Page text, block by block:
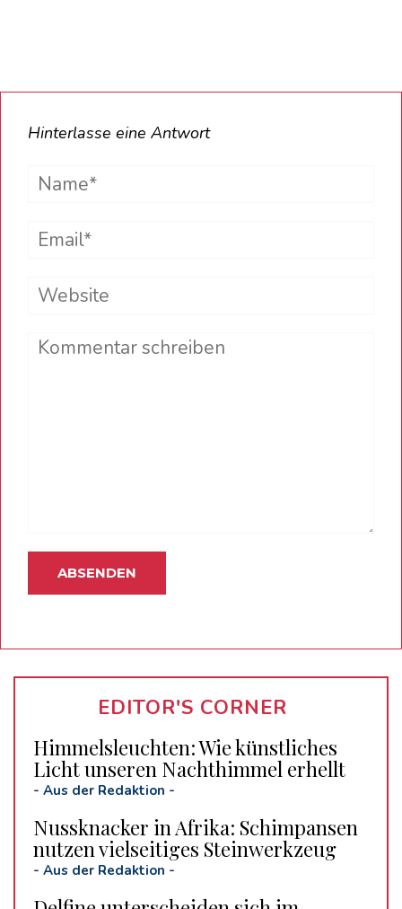
Hinterlasse eine Antwort
Name*
Email*
Website
Comment
EDITOR'S CORNER
Himmelsleuchten: Wie künstliches
Licht unseren Nachthimmel erhellt
- Aus der Redaktion -
Nussknacker in Afrika: Schimpansen
nutzen vielseitiges Steinwerkzeug
- Aus der Redaktion -